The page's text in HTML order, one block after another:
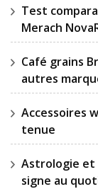
Test
Merach
Café grains
autres
Accessoires
tenue
Astrologie et
signe au